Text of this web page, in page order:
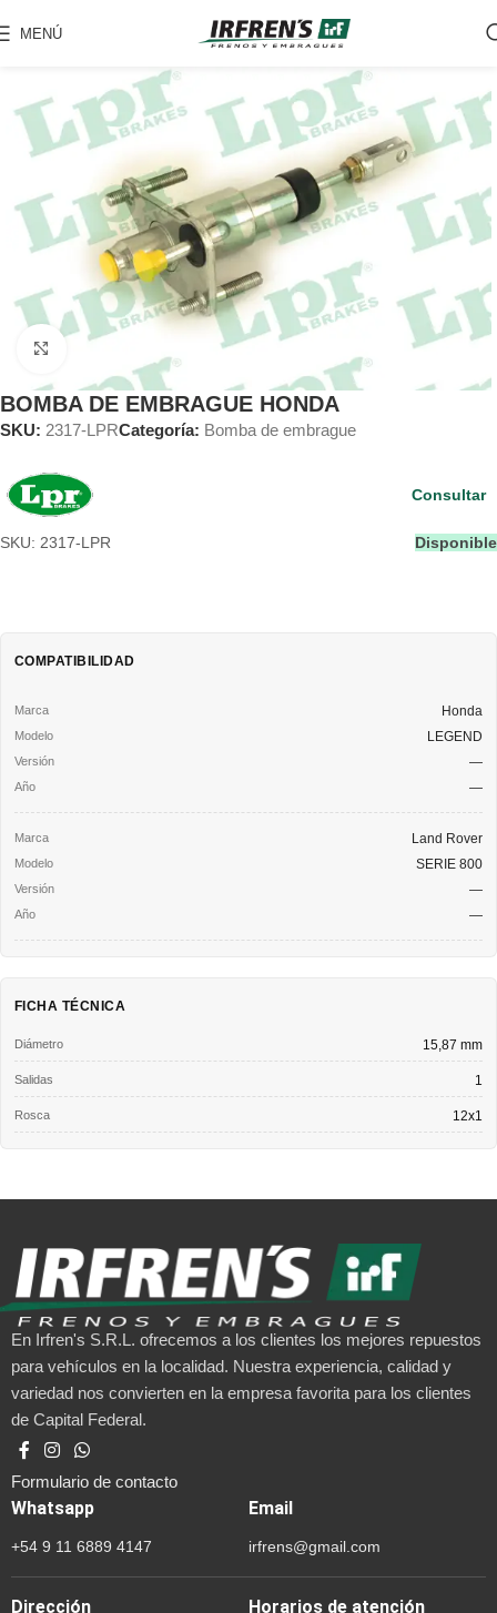
MENÚ
BOMBA DE EMBRAGUE HONDA
SKU: 2317-LPRCategoría: Bomba de embrague
SKU: 2317-LPR Disponible
Consultar
COMPATIBILIDAD
Honda
LEGEND
—
—
Land Rover
SERIE 800
—
—
FICHA TÉCNICA
Diámetro 15,87 mm
Salidas 1
Rosca 12x1
En Irfren's S.R.L. ofrecemos a los clientes los mejores repuestos
para vehículos en la localidad. Nuestra experiencia, calidad y
variedad nos convierten en la empresa favorita para los clientes
de Capital Federal.
Formulario de contacto
Whatsapp
+54 9 11 6889 4147
Email
irfrens@gmail.com
Dirección Horarios de atención